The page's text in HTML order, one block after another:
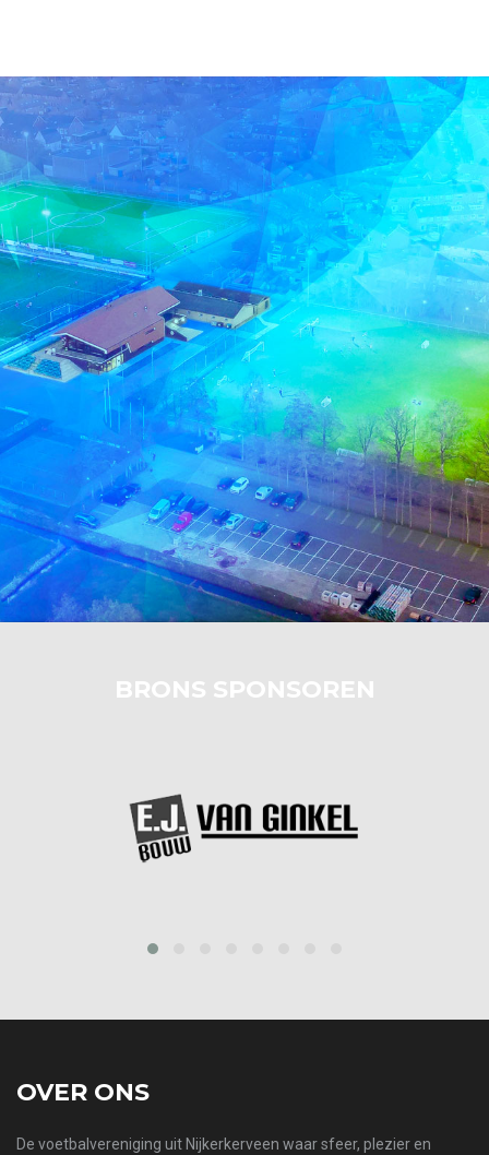
BRONS SPONSOREN
OVER ONS
De voetbalvereniging uit Nijkerkerveen waar sfeer, plezier en